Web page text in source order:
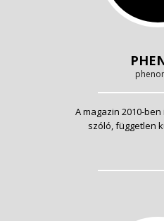
A magazin 2010-
szóló, független